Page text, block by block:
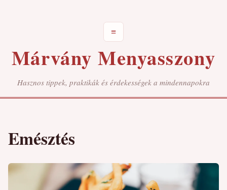
≡
Márvány Menyasszony
Hasznos tippek, praktikák és érdekességek a mindennapokra
Emésztés